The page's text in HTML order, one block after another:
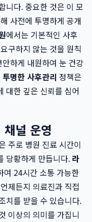
니다. 중요한 것은 이 모
사전에 투명하게 공개
에서는 기본적인 사후
구하지 않는 것을 원칙
하게 내원하여 눈 건강
투명한 사후관리 정책은
대한 깊은 신뢰를 심어
널 운영
주로 병원 진료 시간이
당황하게 만듭니다. 라
여 24시간 소통 가능한
제든지 의료진과 직접
치를 받을 수 있습니다.
이상의 의미를 가집니